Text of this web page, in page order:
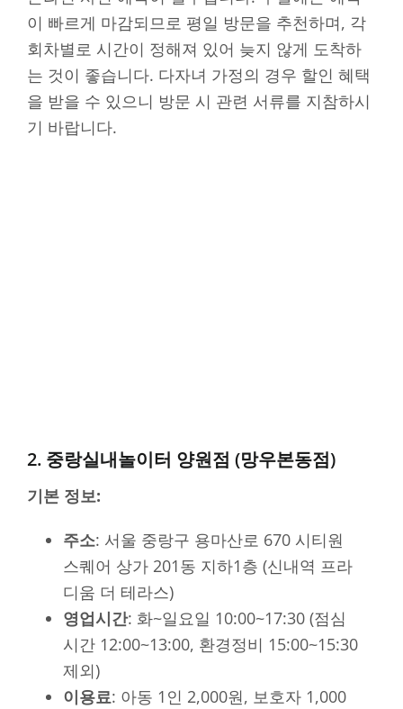
이 빠르게 마감되므로 평일 방문을 추천하며, 각
회차별로 시간이 정해져 있어 늦지 않게 도착하
는 것이 좋습니다. 다자녀 가정의 경우 할인 혜택
을 받을 수 있으니 방문 시 관련 서류를 지참하시
기 바랍니다.
2. 중랑실내놀이터 양원점 (망우본동점)
기본 정보:
주소: 서울 중랑구 용마산로 670 시티원
스퀘어 상가 201동 지하1층 (신내역 프라
디움 더 테라스)
영업시간: 화~일요일 10:00~17:30 (점심
시간 12:00~13:00, 환경정비 15:00~15:30
제외)
이용료: 아동 1인 2,000원, 보호자 1,000